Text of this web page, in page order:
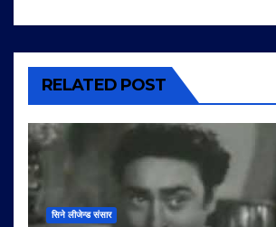
RELATED POST
सिने लीजेन्ड संसार